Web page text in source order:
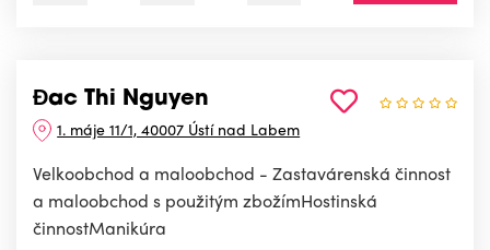
Đac Thi Nguyen
1. máje 11/1, 40007 Ústí nad Labem
Velkoobchod a maloobchod - Zastavárenská činnost
a maloobchod s použitým zbožímHostinská
činnostManikúra